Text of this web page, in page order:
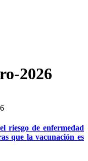
2026
riesgo de enfermedad
que la vacunación es